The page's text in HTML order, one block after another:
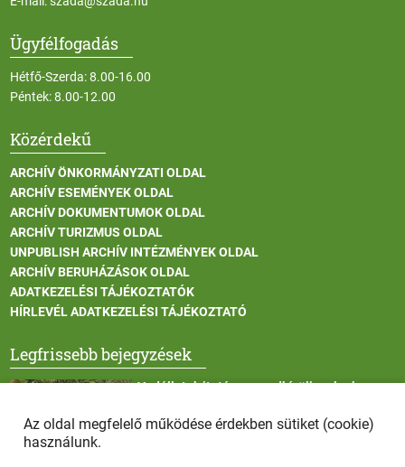
Ügyfélfogadás
Hétfő-Szerda: 8.00-16.00
Péntek: 8.00-12.00
Közérdekű
ARCHÍV ÖNKORMÁNYZATI OLDAL
ARCHÍV ESEMÉNYEK OLDAL
ARCHÍV DOKUMENTUMOK OLDAL
ARCHÍV TURIZMUS OLDAL
UNPUBLISH ARCHÍV INTÉZMÉNYEK OLDAL
ARCHÍV BERUHÁZÁSOK OLDAL
ADATKEZELÉSI TÁJÉKOZTATÓK
HÍRLEVÉL ADATKEZELÉSI TÁJÉKOZTATÓ
Legfrissebb bejegyzések
Vadállatok itatása a rendkívüli melegben
Az oldal megfelelő működése érdekben sütiket (cookie)
használunk.